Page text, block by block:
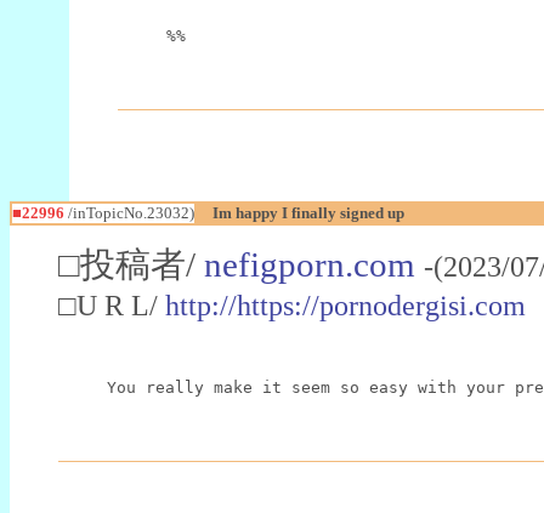
%%
■22996 /inTopicNo.23032) Im happy I finally signed up
□投稿者/ nefigporn.com -(2023/
□U R L/ http://https://pornodergisi.com
You really make it seem so easy with your